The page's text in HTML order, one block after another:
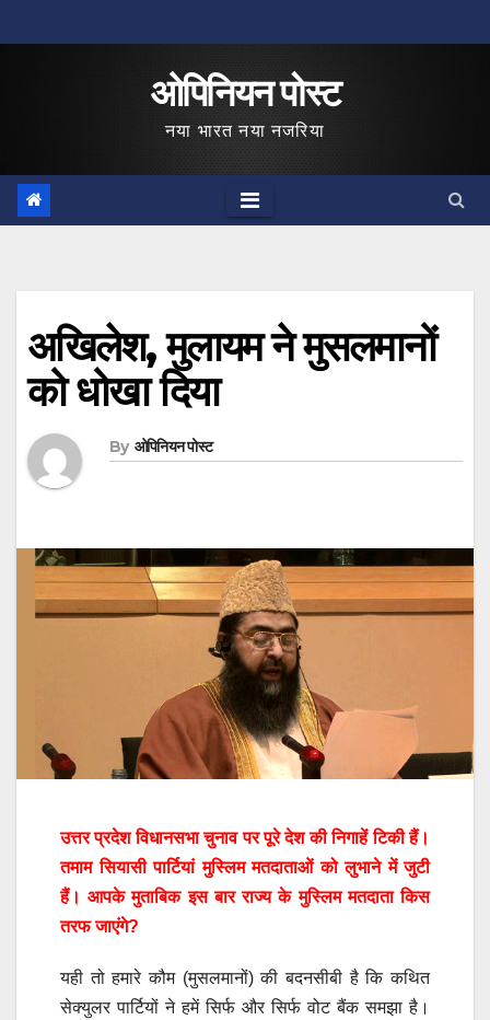
to
ओपिनियन पोस्ट
नया भारत नया नजरिया
अखिलेश, मुलायम ने मुसलमानों
को धोखा दिया
By ओपिनियन पोस्ट
उत्तर प्रदेश विधानसभा चुनाव पर पूरे देश की निगाहें टिकी हैं।
तमाम सियासी पार्टियां मुस्लिम मतदाताओं को लुभाने में जुटी
हैं। आपके मुताबिक इस बार राज्य के मुस्लिम मतदाता किस
तरफ जाएंगे?
यही तो हमारे कौम (मुसलमानों) की बदनसीबी है कि कथित
सेक्युलर पार्टियों ने हमें सिर्फ और सिर्फ वोट बैंक समझा है।